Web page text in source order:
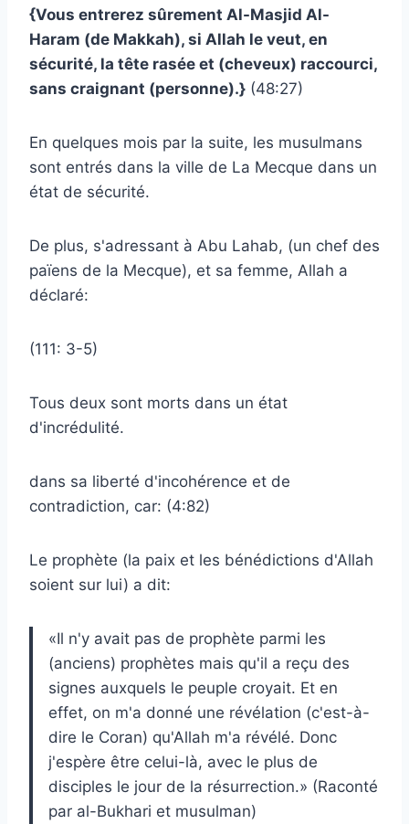
{Vous entrerez sûrement Al-Masjid Al-
Haram (de Makkah), si Allah le veut, en
sécurité, la tête rasée et (cheveux) raccourci,
sans craignant (personne).} (48:27)
En quelques mois par la suite, les musulmans
sont entrés dans la ville de La Mecque dans un
état de sécurité.
De plus, s'adressant à Abu Lahab, (un chef des
païens de la Mecque), et sa femme, Allah a
déclaré:
(111: 3-5)
Tous deux sont morts dans un état
d'incrédulité.
dans sa liberté d'incohérence et de
contradiction, car: (4:82)
Le prophète (la paix et les bénédictions d'Allah
soient sur lui) a dit:
«Il n'y avait pas de prophète parmi les
(anciens) prophètes mais qu'il a reçu des
signes auxquels le peuple croyait. Et en
effet, on m'a donné une révélation (c'est-à-
dire le Coran) qu'Allah m'a révélé. Donc
j'espère être celui-là, avec le plus de
disciples le jour de la résurrection.» (Raconté
par al-Bukhari et musulman)